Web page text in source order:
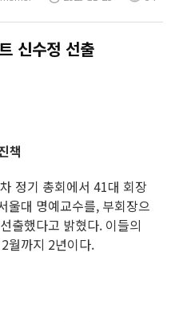
신수정 선출
책
정기 총회에서 41대 회장
울대 명예교수를, 부회장으
출했다고 밝혔다. 이들의
월까지 2년이다.